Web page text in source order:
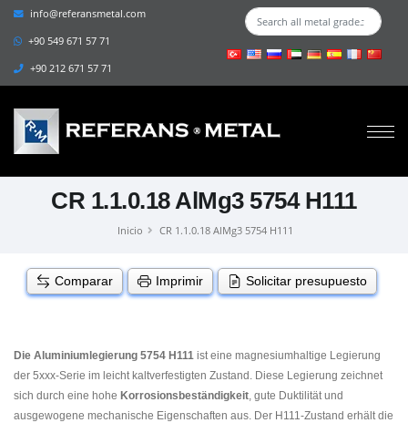
info@referansmetal.com
+90 549 671 57 71
+90 212 671 57 71
CR 1.1.0.18 AlMg3 5754 H111
Inicio CR 1.1.0.18 AlMg3 5754 H111
Comparar Imprimir Solicitar presupuesto
Die Aluminiumlegierung 5754 H111 ist eine magnesiumhaltige Legierung
der 5xxx-Serie im leicht kaltverfestigten Zustand. Diese Legierung zeichnet
sich durch eine hohe Korrosionsbeständigkeit, gute Duktilität und
ausgewogene mechanische Eigenschaften aus. Der H111-Zustand erhält die